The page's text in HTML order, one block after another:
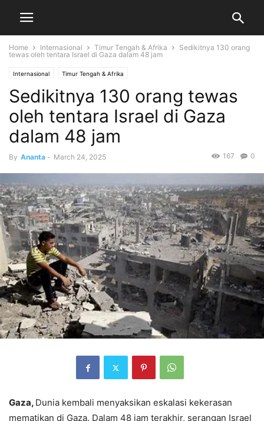
Home Internasional Timur Tengah & Afrika
Sedikitnya 130 orang
tewas oleh tentara Israel di Gaza dalam 48 jam
Internasional Timur Tengah & Afrika
Sedikitnya 130 orang tewas
oleh tentara Israel di Gaza
dalam 48 jam
By Ananta - March 24, 2025 0
167
Gaza, Dunia kembali menyaksikan eskalasi kekerasan
mematikan di Gaza. Dalam 48 jam terakhir, serangan Israel